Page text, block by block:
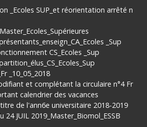
_Ecoles SUP_et réorientation arrêté n
_Sup
CS_Ecoles _Sup
_10_05_2018
et complétant la circulaire n°4 Fr
calendrier des vacances
de l'ann6e universitaire 2018-2019
24 JUIL 2019_Master_Biomol_ESSB